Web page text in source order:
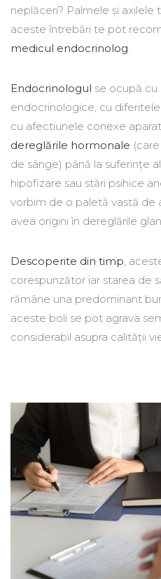
neplăceri? Palmele și axilele
aceste întrebări te pot
medicul endocrinolog.
Endocrinologul se ocupă cu
endocrinologice, cu
cu afectiunele conexe
dereglările hormonale
de sânge) până la suferințe
hipofizare sau stări psihice
vorbim de o paletă vastă
avea origini în dereglările
Descoperite din timp,
corespunzător iar starea de
rămâne una predominant
aceste boli se pot agrava
considerabil asupra calității